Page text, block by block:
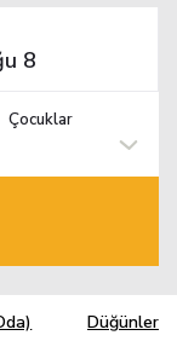
Çocuklar
Düğünler